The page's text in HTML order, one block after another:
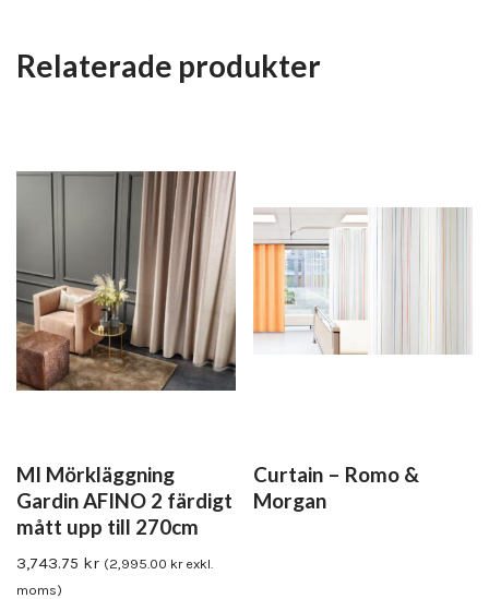
Relaterade produkter
MI Mörkläggning
Gardin AFINO 2 färdigt
mått upp till 270cm
3,743.75 kr (2,995.00 krexkl.
moms)
Curtain – Romo &
Morgan